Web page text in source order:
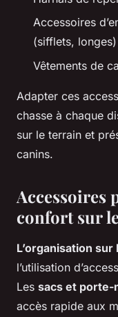
Accessoires
(sifflets, longes)
Vêtements de
Adapter ces
chasse à chaque
sur le terrain et
canins.
Accessoires
confort sur
L’organisation
l’utilisation
Les sacs et porte-
accès rapide aux